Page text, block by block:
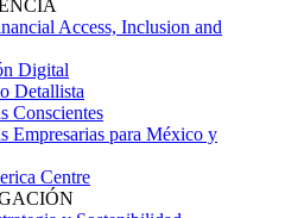
Access, Inclusion and
Digital
Detallista
Conscientes
Empresarias para México y
Centre